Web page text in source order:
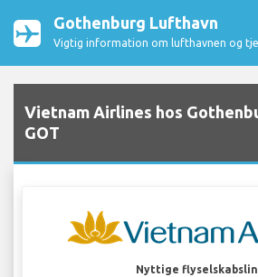
Gothenburg Lufthavn
Vigtig information om lufthavnen og
Vietnam Airlines hos
GOT
Nyttige